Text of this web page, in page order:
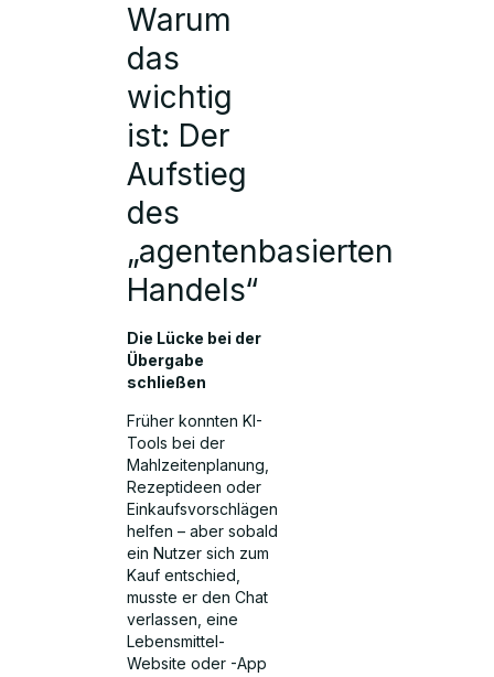
Warum
das
wichtig
ist: Der
Aufstieg
des
„agentenbasierten
Handels“
Die Lücke bei der
Übergabe
schließen
Früher konnten KI-
Tools bei der
Mahlzeitenplanung,
Rezeptideen oder
Einkaufsvorschlägen
helfen – aber sobald
ein Nutzer sich zum
Kauf entschied,
musste er den Chat
verlassen, eine
Lebensmittel-
Website oder -App